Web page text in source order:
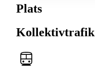
Plats
Kollektivtrafik